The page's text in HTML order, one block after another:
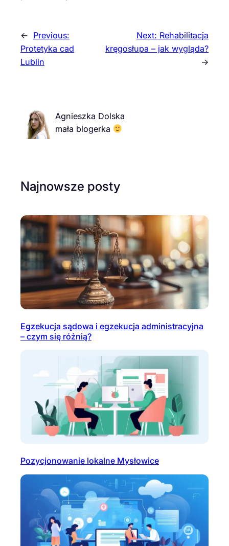
← Previous:
Protetyka cad
Lublin
Next: Rehabilitacja
kręgosłupa – jak wygląda?
→
Agnieszka Dolska
mała blogerka
Najnowsze posty
Egzekucja sądowa i egzekucja administracyjna
– czym się różnią?
Pozycjonowanie lokalne Mysłowice